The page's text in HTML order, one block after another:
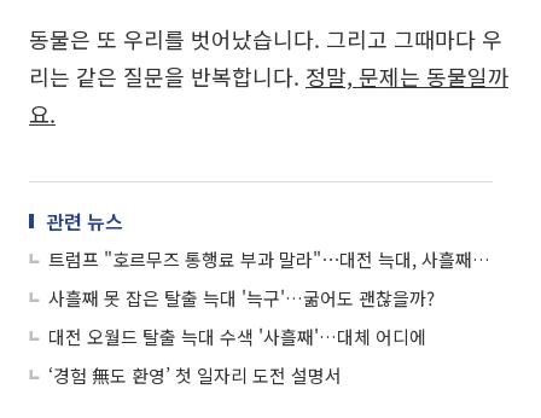
동물은 또 우리를 벗어났습니다. 그리고 그때마다 우
리는 같은 질문을 반복합니다. 정말, 문제는 동물일까
요.
관련 뉴스
트럼프 "호르무즈 통행료 부과 말라"⋯대전 늑대, 사흘째 행방 묘연 外
사흘째 못 잡은 탈출 늑대 '늑구'…굶어도 괜찮을까?
대전 오월드 탈출 늑대 수색 '사흘째'…대체 어디에
‘경험 無도 환영’ 첫 일자리 도전 설명서